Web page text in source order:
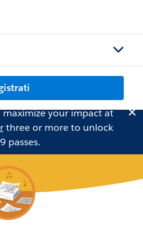
your impact at
three or more to unlock
passes.